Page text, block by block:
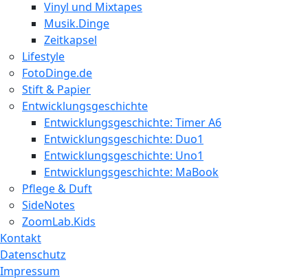
Vinyl und Mixtapes
Musik.Dinge
Zeitkapsel
Lifestyle
FotoDinge.de
Stift & Papier
Entwicklungsgeschichte
Entwicklungsgeschichte: Timer A6
Entwicklungsgeschichte: Duo1
Entwicklungsgeschichte: Uno1
Entwicklungsgeschichte: MaBook
Pflege & Duft
SideNotes
ZoomLab.Kids
Kontakt
Datenschutz
Impressum